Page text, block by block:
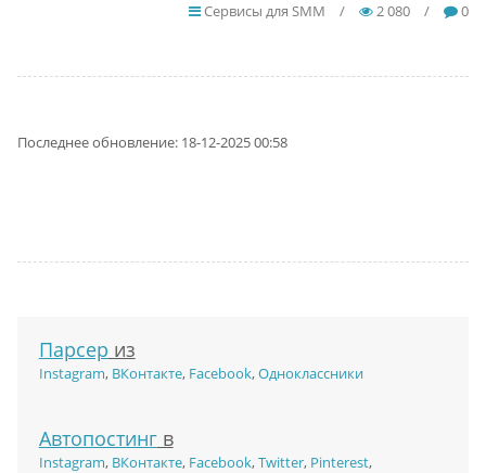
Сервисы для SMM
/ 2 080 / 0
Последнее обновление: 18-12-2025 00:58
Парсер из
Instagram, ВКонтакте, Facebook,Одноклассники
Автопостингв
Instagram, ВКонтакте, Facebook,Twitter, Pinterest,